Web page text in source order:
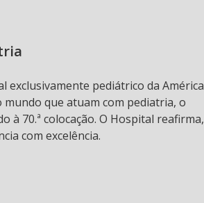
pediátrico da América
que atuam com pediatria, o
à 70.ª colocação. O Hospital reafirma,
com excelência.